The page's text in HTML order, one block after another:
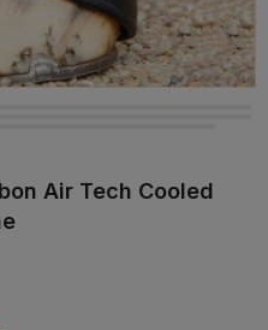
Air Tech Cooled